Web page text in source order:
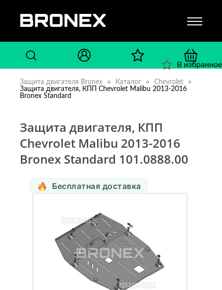
Защита двигателя Bronex Каталог
Chevrolet
Защита двигателя, КПП Chevrolet Malibu 2013-2016
Bronex Standard
Защита двигателя, КПП
Chevrolet Malibu 2013-2016
Bronex Standard 101.0888.00
Бесплатная доставка
В избранное